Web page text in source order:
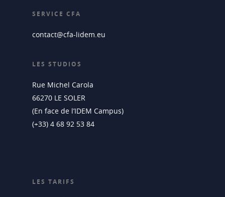
SERVICE CFA
contact@cfa-lidem.eu
LES STUDIOS
Rue Michel Carola
66270 LE SOLER
(En face de l’IDEM Campus)
(+33) 4 68 92 53 84
LES TARIFS